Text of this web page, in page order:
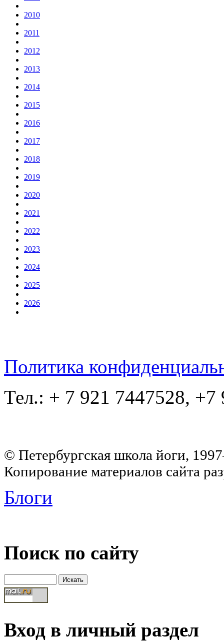
2010
2011
2012
2013
2014
2015
2016
2017
2018
2019
2020
2021
2022
2023
2024
2025
2026
Политика
Тел.: + 7 921 7447528, +7
© Петербургская школа йоги,
Копирование материалов сайта
Блоги
Поиск по сайту
Вход в личный раздел